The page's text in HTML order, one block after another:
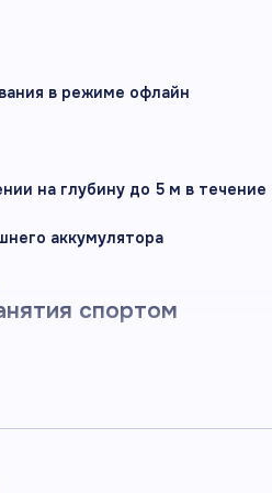
в режиме офлайн
на глубину до 5 м в течение
аккумулятора
спортом